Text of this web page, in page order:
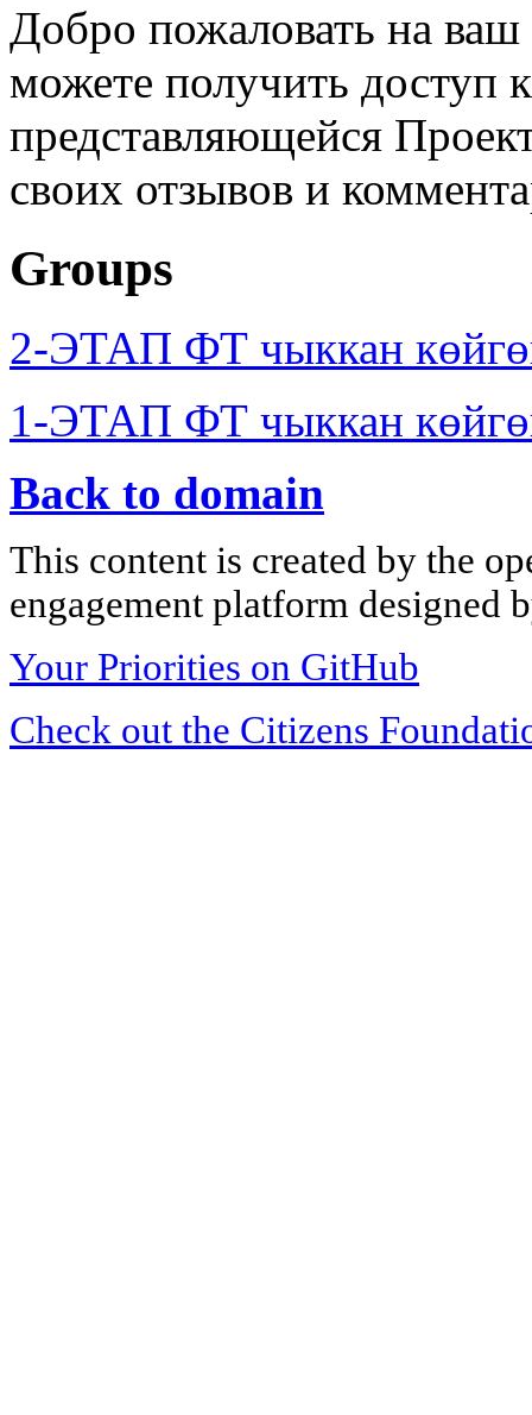
Добро пожаловать на
можете получить доступ
представляющейся
своих отзывов и
Groups
2-ЭТАП ФТ чыккан
1-ЭТАП ФТ чыккан
Back to domain
This content is created by the
engagement platform designed
Your Priorities on GitHub
Check out the Citizens